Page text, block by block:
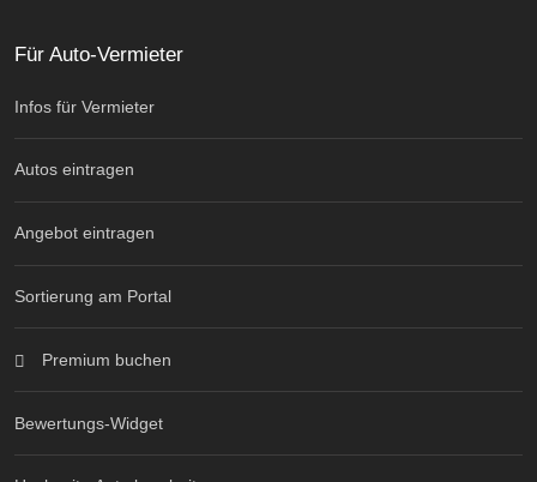
Für Auto-Vermieter
Infos für Vermieter
Autos eintragen
Angebot eintragen
Sortierung am Portal
Premium buchen
Bewertungs-Widget